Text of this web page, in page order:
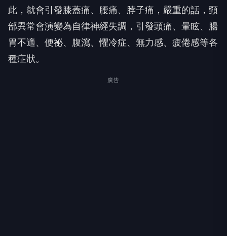
此，就會引發膝蓋痛、腰痛、脖子痛，嚴重的話，頸
部異常會演變為自律神經失調，引發頭痛、暈眩、腸
胃不適、便祕、腹瀉、懼冷症、無力感、疲倦感等各
種症狀。
廣告